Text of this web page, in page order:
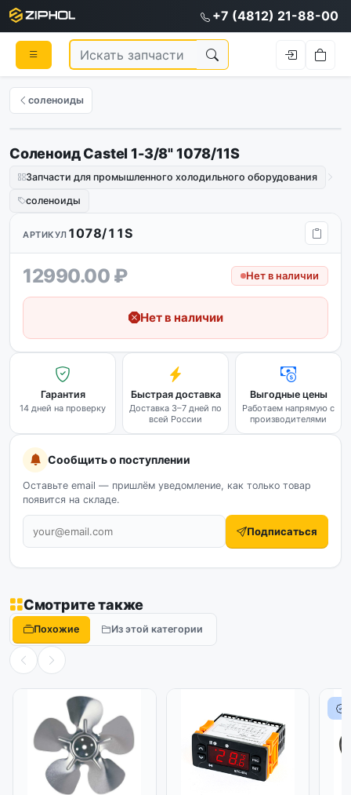
+7 (4812) 21-88-00
соленоиды
Соленоид Castel 1-3/8" 1078/11S
Запчасти для промышленного холодильного оборудования
соленоиды
АРТИКУЛ 1078/11S
12990.00 ₽ Нет в наличии
Нет в наличии
Гарантия
14 дней на проверку
Быстрая доставка
Доставка 3–7 дней по
всей России
Выгодные цены
Работаем напрямую с
производителями
Сообщить о поступлении
Оставьте email — пришлём уведомление, как только товар
появится на складе.
Подписаться
Смотрите также
Похожие Из этой категории